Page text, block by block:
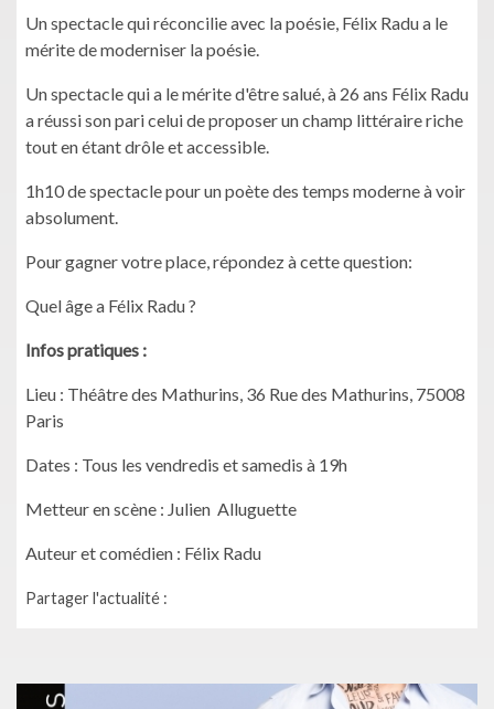
Un spectacle qui réconcilie avec la poésie, Félix Radu a le
mérite de moderniser la poésie.
Un spectacle qui a le mérite d'être salué, à 26 ans Félix Radu
a réussi son pari celui de proposer un champ littéraire riche
tout en étant drôle et accessible.
1h10 de spectacle pour un poète des temps moderne à voir
absolument.
Pour gagner votre place, répondez à cette question:
Quel âge a Félix Radu ?
Infos pratiques :
Lieu : Théâtre des Mathurins, 36 Rue des Mathurins, 75008
Paris
Dates : Tous les vendredis et samedis à 19h
Metteur en scène : Julien Alluguette
Auteur et comédien : Félix Radu
Partager l'actualité :